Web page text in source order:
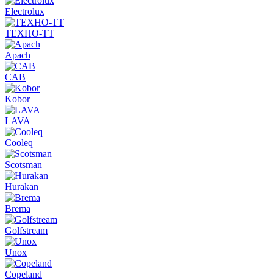
Electrolux
ТЕХНО-ТТ
Apach
CAB
Kobor
LAVA
Cooleq
Scotsman
Hurakan
Brema
Golfstream
Unox
Copeland